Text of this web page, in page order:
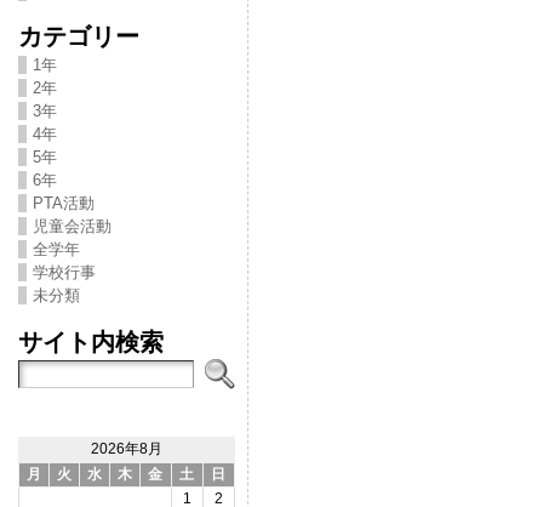
カテゴリー
1年
2年
3年
4年
5年
6年
PTA活動
児童会活動
全学年
学校行事
未分類
サイト内検索
2026年8月
月
火 水 木 金 土 日
1
2